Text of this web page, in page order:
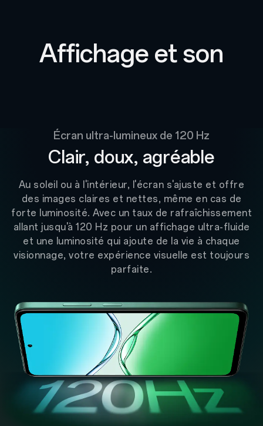
Affichage et son
Écran ultra-lumineux de 120 Hz
Clair, doux, agréable
Au soleil ou à l'intérieur, l'écran s'ajuste et offre
des images claires et nettes, même en cas de
forte luminosité. Avec un taux de rafraîchissement
allant jusqu'à 120 Hz pour un affichage ultra-fluide
et une luminosité qui ajoute de la vie à chaque
visionnage, votre expérience visuelle est toujours
parfaite.